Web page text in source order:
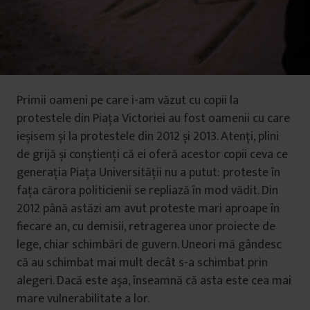
Primii oameni pe care i-am văzut cu copii la
protestele din Piața Victoriei au fost oamenii cu care
ieșisem și la protestele din 2012 și 2013. Atenți, plini
de grijă și conștienți că ei oferă acestor copii ceva ce
generația Piața Universității nu a putut: proteste în
fața cărora politicienii se repliază în mod vădit. Din
2012 până astăzi am avut proteste mari aproape în
fiecare an, cu demisii, retragerea unor proiecte de
lege, chiar schimbări de guvern. Uneori mă gândesc
că au schimbat mai mult decât s-a schimbat prin
alegeri. Dacă este așa, înseamnă că asta este cea mai
mare vulnerabilitate a lor.